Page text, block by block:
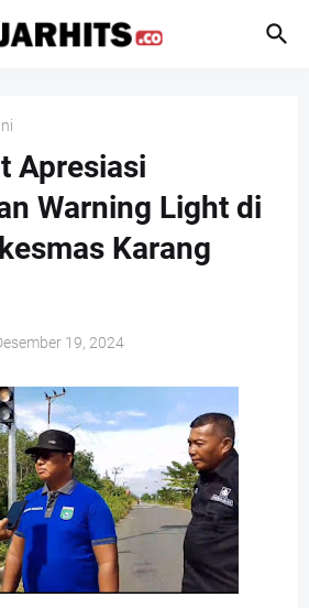
Apresiasi
Warning Light di
Karang
19, 2024